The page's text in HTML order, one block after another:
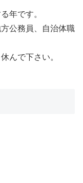
年です。
公務員、自治体職
んで下さい。